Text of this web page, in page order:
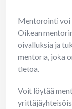
Mentorointi voi
Oikean
oivalluksia ja
mentoria, joka
tietoa.
Voit löytää